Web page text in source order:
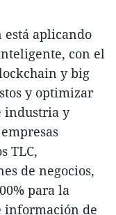
está aplicando
con el
y big
y optimizar
industria y
TLC,
de negocios,
para la
información de